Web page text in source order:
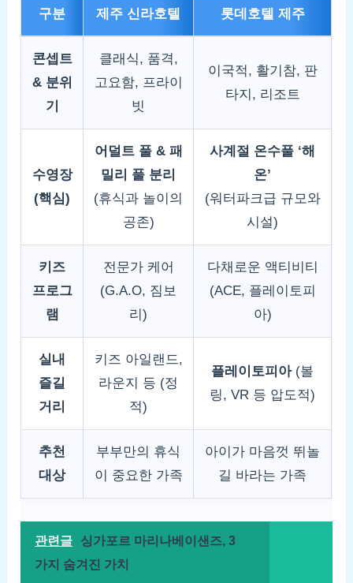
구분 제주 신라호텔 롯데호텔 제주
콘셉트
& 분위
기
클래식, 품격,
고요함, 프라이
빗
이국적, 활기참, 판
타지, 리조트
수영장
(핵심)
어덜트 풀 & 패
밀리 풀 분리
(휴식과 놀이의
공존)
사계절 온수풀 ‘해
온’
(워터파크급 규모와
시설)
키즈
프로그
램
전문가 케어
(G.A.O, 짐보
리)
다채로운 액티비티
(ACE, 플레이토피
아)
실내
즐길
거리
키즈 아일랜드,
라운지 등 (정
적)
플레이토피아(볼
링, VR 등 압도적)
추천
대상
부부만의 휴식
이 중요한 가족
아이가 마음껏 뛰놀
길 바라는 가족
관련글
싱가포르 마리나베이샌즈, 3
가지 숨겨진 가치